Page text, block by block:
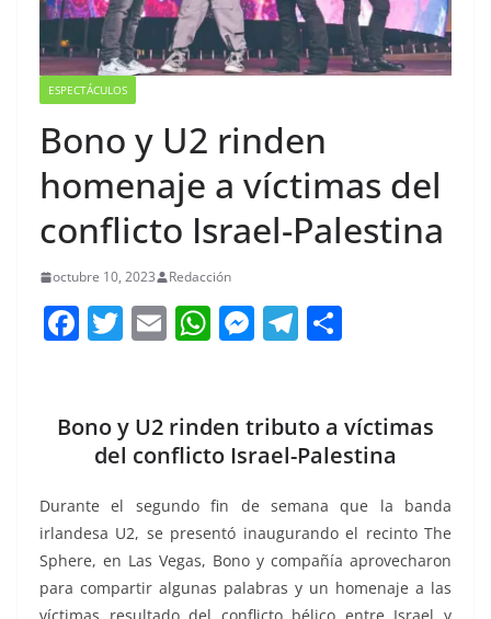
ESPECTÁCULOS
Bono y U2 rinden
homenaje a víctimas del
conflicto Israel-Palestina
octubre 10, 2023 Redacción
F
e
b
o
o
k
T
er
E
l
W
s
A
p
p
M
e
n
g
er
T
gr
a
m
p
ar
tir
Bono y U2 rinden tributo a víctimas
del conflicto Israel-Palestina
Durante el segundo fin de semana que la banda
irlandesa U2, se presentó inaugurando el recinto The
Sphere, en Las Vegas, Bono y compañía aprovecharon
para compartir algunas palabras y un homenaje a las